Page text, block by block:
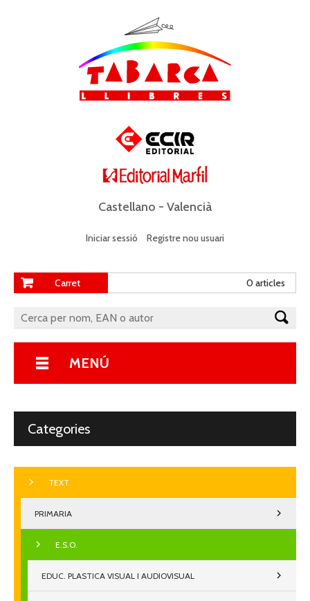
Castellano - Valencià
Iniciar sessió Registre nou usuari
Carret 0 articles
MENÚ
Categories
TEXT
PRIMARIA
E.S.O.
EDUC. PLASTICA VISUAL I AUDIOVISUAL